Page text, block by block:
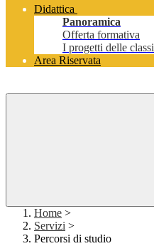
Didattica
Panoramica
Offerta formativa
I progetti delle classi
Area Riservata
Home >
Servizi >
Percorsi di studio